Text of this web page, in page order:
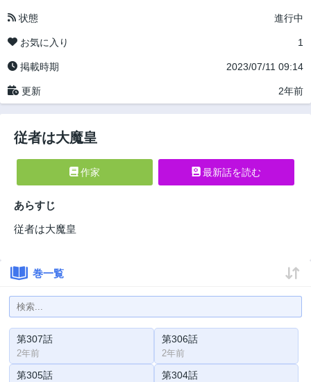
状態 進行中
お気に入り 1
掲載時期 2023/07/11 09:14
更新 2年前
従者は大魔皇
作家 最新話を読む
あらすじ
従者は大魔皇
巻一覧
第307話
2年前
第306話
2年前
第305話 第304話